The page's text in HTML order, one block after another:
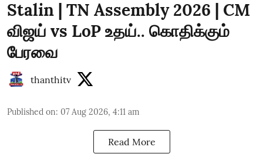
Stalin | TN Assembly 2026 | CM
விஜய் vs LoP உதய்.. கொதிக்கும்
பேரவை
thanthitv
Published on: 07 Aug 2026, 4:11 am
Read More